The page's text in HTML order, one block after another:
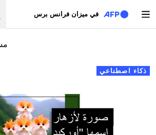
في ميزان فرانس برس
التبويبات الأساسية
ذكاء اصطناعي